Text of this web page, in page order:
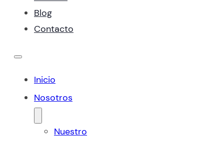
Blog
Contacto
Inicio
Nosotros
Nuestro